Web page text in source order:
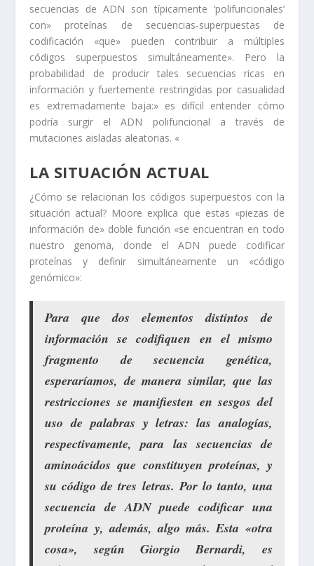
secuencias de ADN son típicamente ‘polifuncionales’
con» proteínas de secuencias-superpuestas de
codificación «que» pueden contribuir a múltiples
códigos superpuestos simultáneamente». Pero la
probabilidad de producir tales secuencias ricas en
información y fuertemente restringidas por casualidad
es extremadamente baja:» es difícil entender cómo
podría surgir el ADN polifuncional a través de
mutaciones aisladas aleatorias. «
LA SITUACIÓN ACTUAL
¿Cómo se relacionan los códigos superpuestos con la
situación actual? Moore explica que estas «piezas de
información de» doble función «se encuentran en todo
nuestro genoma, donde el ADN puede codificar
proteínas y definir simultáneamente un «código
genómico»:
Para que dos elementos distintos de
información se codifiquen en el mismo
fragmento de secuencia genética,
esperaríamos, de manera similar, que las
restricciones se manifiesten en sesgos del
uso de palabras y letras: las analogías,
respectivamente, para las secuencias de
aminoácidos que constituyen proteínas, y
su código de tres letras. Por lo tanto, una
secuencia de ADN puede codificar una
proteína y, además, algo más. Esta «otra
cosa», según Giorgio Bernardi, es